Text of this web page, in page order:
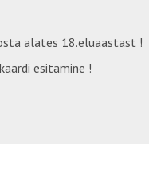
alates 18.eluaastast !
esitamine !